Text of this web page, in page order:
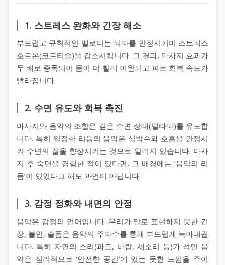
1. 스트레스 완화와 긴장 해소
부드럽고 규칙적인 멜로디는 뇌파를 안정시키며 스트레스
호르몬(코르티솔)을 감소시킵니다. 그 결과, 마사지 효과가
두 배로 증폭되어 몸이 더 빨리 이완되고 피로 회복 속도가
빨라집니다.
2. 수면 유도와 회복 촉진
마사지와 음악의 조합은 깊은 수면 상태(델타파)를 유도합
니다. 특히 일정한 리듬의 음악은 심박수와 호흡을 안정시
켜 수면의 질을 향상시키는 것으로 알려져 있습니다. 마사
지 후 숙면을 경험한 적이 있다면, 그 배경에는 ‘음악의 리
듬’이 있었다고 해도 과언이 아닙니다.
3. 감정 정화와 내면의 안정
음악은 감정의 언어입니다. 우리가 말로 표현하지 못한 긴
장, 불안, 슬픔은 음악의 주파수를 통해 부드럽게 녹아내립
니다. 특히 자연의 소리(파도, 바람, 새소리 등)가 섞인 음
악은 심리적으로 ‘안전한 공간’에 있는 듯한 느낌을 주어